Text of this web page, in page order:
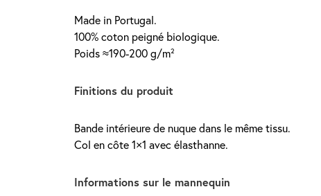
Made in Portugal.
100% coton peigné biologique.
Poids ≈190-200 g/m²
Finitions du produit
Bande intérieure de nuque dans le même tissu.
Col en côte 1×1 avec élasthanne.
Informations sur le mannequin